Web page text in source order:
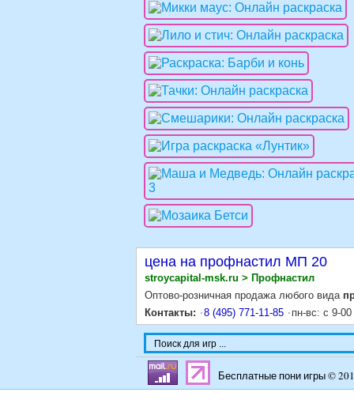
цена на профнастил МП 20
stroycapital-msk.ru > Профнастил
Оптово-розничная продажа любого вида
Контакты:
8 (495) 771-11-85 пн-вс: с 9-
Бесплатные пони игры ©